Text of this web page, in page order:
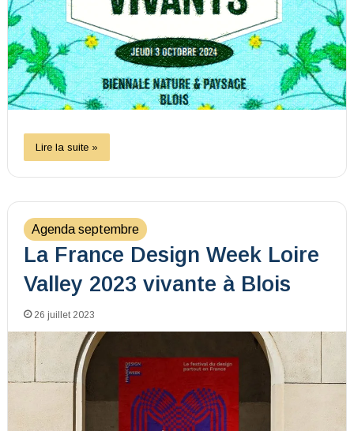
Lire la suite »
Agenda septembre
La France Design Week Loire
Valley 2023 vivante à Blois
26 juillet 2023